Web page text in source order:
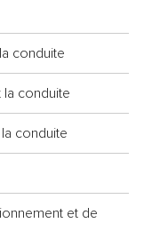
conduite
la conduite
conduite
et de